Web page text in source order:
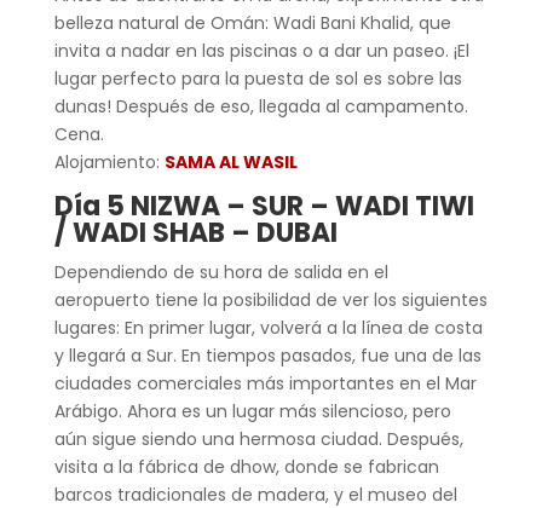
belleza natural de Omán: Wadi Bani Khalid, que
invita a nadar en las piscinas o a dar un paseo. ¡El
lugar perfecto para la puesta de sol es sobre las
dunas! Después de eso, llegada al campamento.
Cena.
Alojamiento: SAMA AL WASIL
Día 5 NIZWA – SUR – WADI TIWI
/ WADI SHAB – DUBAI
Dependiendo de su hora de salida en el
aeropuerto tiene la posibilidad de ver los siguientes
lugares: En primer lugar, volverá a la línea de costa
y llegará a Sur. En tiempos pasados, fue una de las
ciudades comerciales más importantes en el Mar
Arábigo. Ahora es un lugar más silencioso, pero
aún sigue siendo una hermosa ciudad. Después,
visita a la fábrica de dhow, donde se fabrican
barcos tradicionales de madera, y el museo del